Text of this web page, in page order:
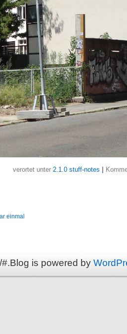
verortet unter 2.1.0 stuff-notes
einmal
is powered by